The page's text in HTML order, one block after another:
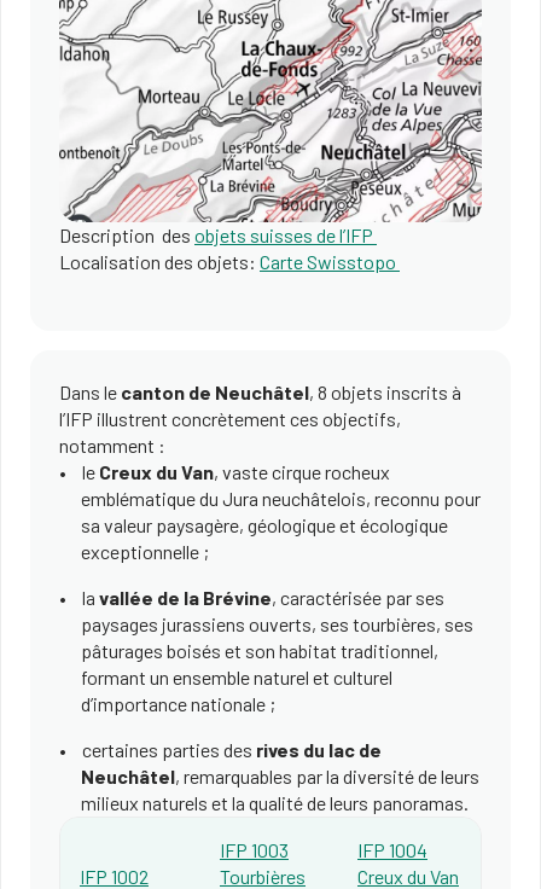
Description des objets suisses de l’IFP
Localisation des objets: Carte Swisstopo
Dans le canton de Neuchâtel, 8 objets inscrits à
l’IFP illustrent concrètement ces objectifs,
notamment :
le Creux du Van, vaste cirque rocheux
emblématique du Jura neuchâtelois, reconnu pour
sa valeur paysagère, géologique et écologique
exceptionnelle ;
la vallée de la Brévine, caractérisée par ses
paysages jurassiens ouverts, ses tourbières, ses
pâturages boisés et son habitat traditionnel,
formant un ensemble naturel et culturel
d’importance nationale ;
certaines parties des rives du lac de
Neuchâtel, remarquables par la diversité de leurs
milieux naturels et la qualité de leurs panoramas.
IFP 1002
IFP 1003
Tourbières
IFP 1004
Creux du Van